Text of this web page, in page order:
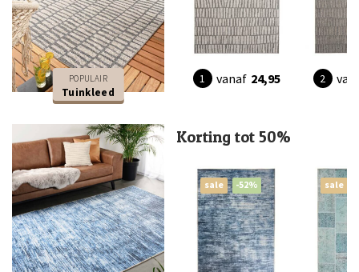
POPULAIR
Tuinkleed
vanaf 24,95
Korting tot 50%
sale -52% sale